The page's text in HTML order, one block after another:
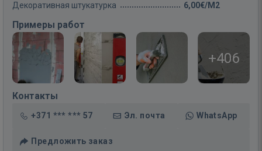
Декоративная штукатурка 6,00€/M2
Примеры работ
+406
Контакты
+371 *** *** 57 Эл. почта WhatsApp
Предложить заказ